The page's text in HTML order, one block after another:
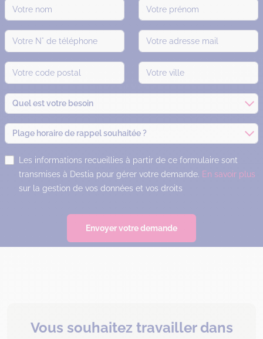
Quel est votre besoin
Plage horaire de rappel souhaitée ?
Les informations recueillies à partir de ce formulaire sont
transmises à Destia pour gérer votre demande. En savoir plus
sur la gestion de vos données et vos droits
Envoyer votre demande
Vous souhaitez travailler dans